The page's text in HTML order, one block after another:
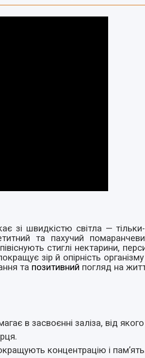
зі швидкістю світла —
та пахучий
стиглі нектарини,
зір й опірність
та позитивний погляд на
в засвоєнні заліза, від
концентрацію і